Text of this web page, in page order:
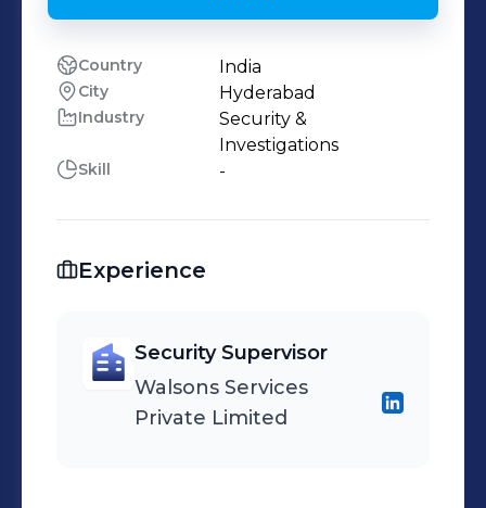
Country India
City Hyderabad
Industry
Security &
Investigations
Skill -
Experience
Security Supervisor
Walsons Services
Private Limited